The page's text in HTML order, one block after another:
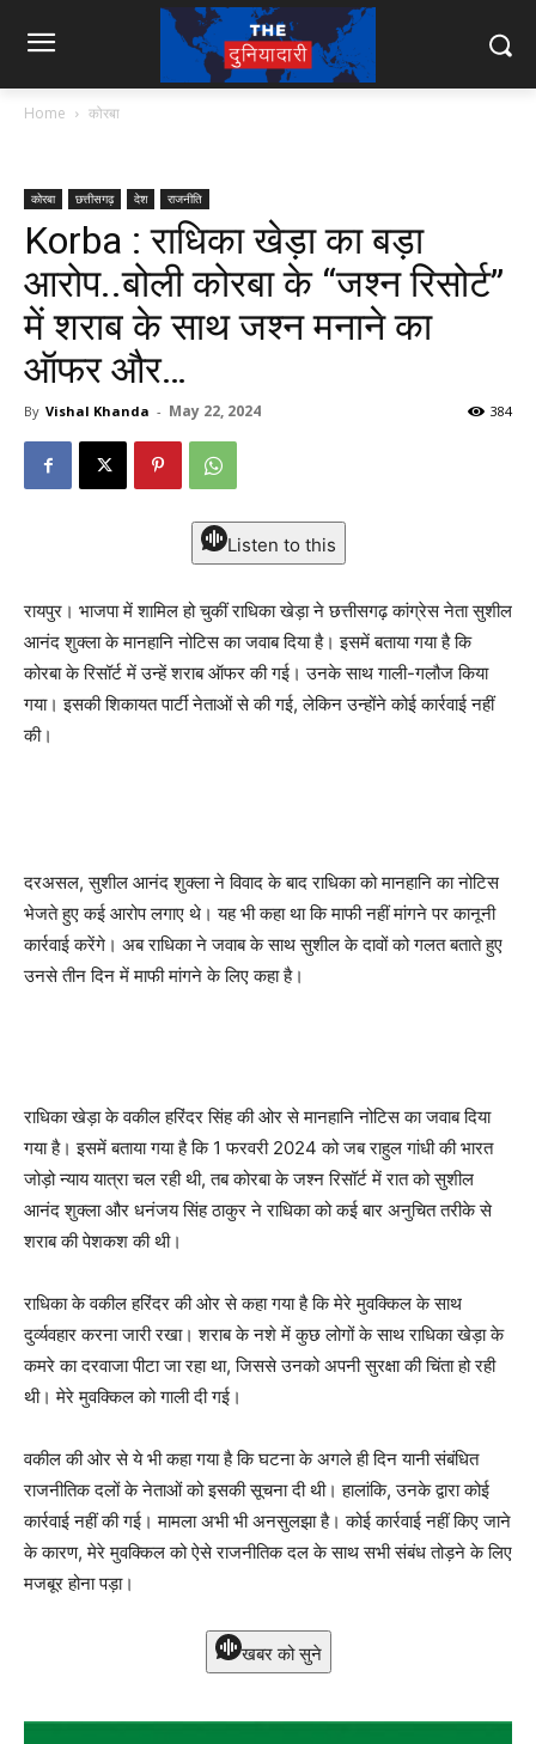
Home कोरबा
कोरबा छत्तीसगढ़ देश राजनीति
Korba : राधिका खेड़ा का बड़ा
आरोप..बोली कोरबा के “जश्न रिसोर्ट”
में शराब के साथ जश्न मनाने का
ऑफर और…
By Vishal Khanda - May 22, 2024 384
Listen to this
रायपुर। भाजपा में शामिल हो चुकीं राधिका खेड़ा ने छत्तीसगढ़ कांग्रेस नेता सुशील
आनंद शुक्ला के मानहानि नोटिस का जवाब दिया है। इसमें बताया गया है कि
कोरबा के रिसॉर्ट में उन्हें शराब ऑफर की गई। उनके साथ गाली-गलौज किया
गया। इसकी शिकायत पार्टी नेताओं से की गई, लेकिन उन्होंने कोई कार्रवाई नहीं
की।
दरअसल, सुशील आनंद शुक्ला ने विवाद के बाद राधिका को मानहानि का नोटिस
भेजते हुए कई आरोप लगाए थे। यह भी कहा था कि माफी नहीं मांगने पर कानूनी
कार्रवाई करेंगे। अब राधिका ने जवाब के साथ सुशील के दावों को गलत बताते हुए
उनसे तीन दिन में माफी मांगने के लिए कहा है।
राधिका खेड़ा के वकील हरिंदर सिंह की ओर से मानहानि नोटिस का जवाब दिया
गया है। इसमें बताया गया है कि 1 फरवरी 2024 को जब राहुल गांधी की भारत
जोड़ो न्याय यात्रा चल रही थी, तब कोरबा के जश्न रिसॉर्ट में रात को सुशील
आनंद शुक्ला और धनंजय सिंह ठाकुर ने राधिका को कई बार अनुचित तरीके से
शराब की पेशकश की थी।
राधिका के वकील हरिंदर की ओर से कहा गया है कि मेरे मुवक्किल के साथ
दुर्व्यवहार करना जारी रखा। शराब के नशे में कुछ लोगों के साथ राधिका खेड़ा के
कमरे का दरवाजा पीटा जा रहा था, जिससे उनको अपनी सुरक्षा की चिंता हो रही
थी। मेरे मुवक्किल को गाली दी गई।
वकील की ओर से ये भी कहा गया है कि घटना के अगले ही दिन यानी संबंधित
राजनीतिक दलों के नेताओं को इसकी सूचना दी थी। हालांकि, उनके द्वारा कोई
कार्रवाई नहीं की गई। मामला अभी भी अनसुलझा है। कोई कार्रवाई नहीं किए जाने
के कारण, मेरे मुवक्किल को ऐसे राजनीतिक दल के साथ सभी संबंध तोड़ने के लिए
मजबूर होना पड़ा।
खबर को सुने